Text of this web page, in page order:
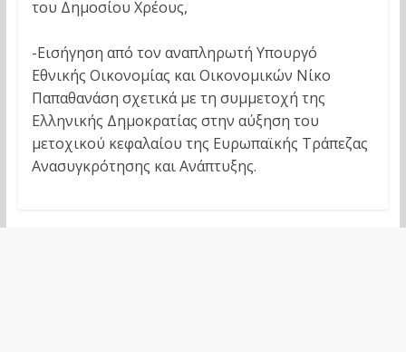
του Δημοσίου Χρέους,
-Εισήγηση από τον αναπληρωτή Υπουργό
Εθνικής Οικονομίας και Οικονομικών Νίκο
Παπαθανάση σχετικά με τη συμμετοχή της
Ελληνικής Δημοκρατίας στην αύξηση του
μετοχικού κεφαλαίου της Ευρωπαϊκής Τράπεζας
Ανασυγκρότησης και Ανάπτυξης.